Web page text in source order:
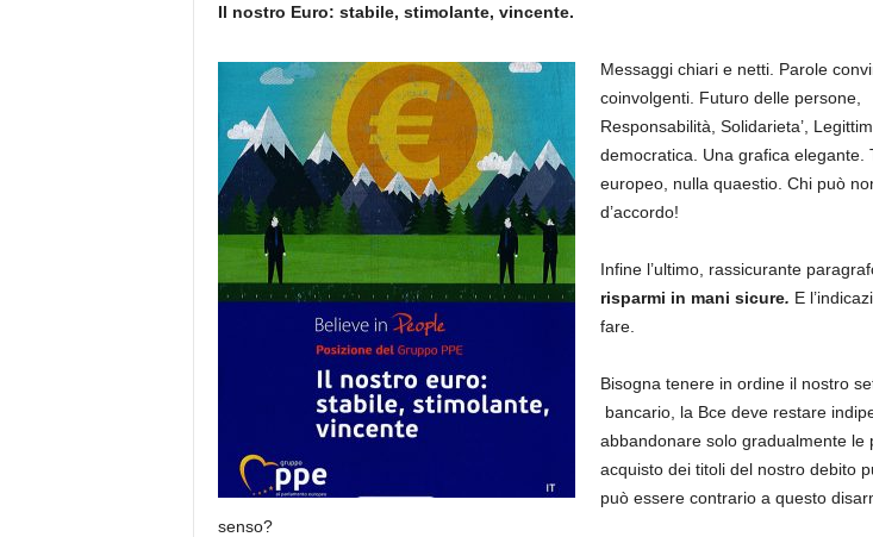
Il nostro Euro: stabile, stimolante, vincente.
Messaggi chiari e netti. Parole
coinvolgenti. Futuro delle persone,
Responsabilità, Solidarieta’,
democratica. Una grafica elegante.
europeo, nulla quaestio. Chi può
d’accordo!
Infine l’ultimo, rassicurante
risparmi in mani sicure. E
fare.
Bisogna tenere in ordine il nostro
bancario, la Bce deve restare
abbandonare solo gradualmente le
acquisto dei titoli del nostro debito
può essere contrario a questo
senso?